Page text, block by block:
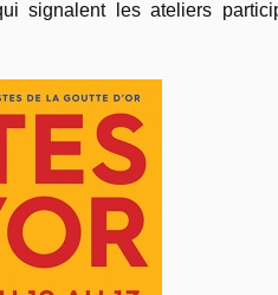
signalent les ateliers